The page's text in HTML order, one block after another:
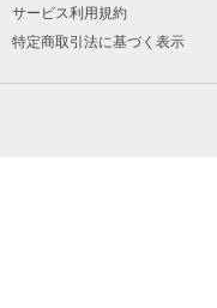
サービス利用規約
特定商取引法に基づく表示